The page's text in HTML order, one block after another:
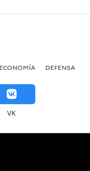
ECONOMÍA DEFENSA
VK